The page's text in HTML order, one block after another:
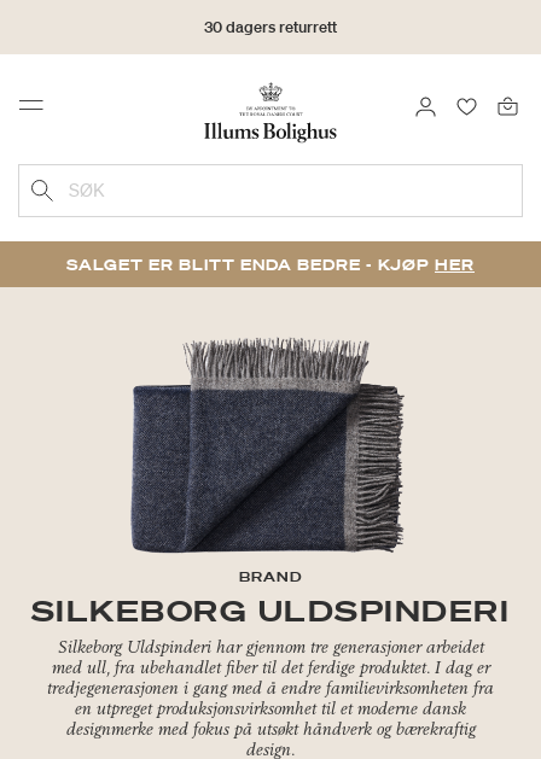
30 dagers returrett
Menu LOGG INN
SØK
SALGET ER BLITT ENDA BEDRE - KJØP HER
BRAND
SILKEBORG ULDSPINDERI
Silkeborg Uldspinderi har gjennom tre generasjoner arbeidet
med ull, fra ubehandlet fiber til det ferdige produktet. I dag er
tredjegenerasjonen i gang med å endre familievirksomheten fra
en utpreget produksjonsvirksomhet til et moderne dansk
designmerke med fokus på utsøkt håndverk og bærekraftig
design.